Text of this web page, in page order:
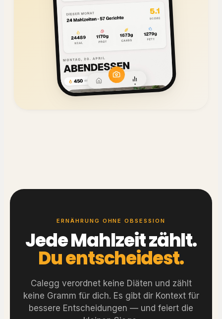
ERNÄHRUNG OHNE OBSESSION
Jede Mahlzeit zählt.
Du entscheidest.
Calegg verordnet keine Diäten und zählt
keine Gramm für dich. Es gibt dir Kontext für
bessere Entscheidungen — und feiert die